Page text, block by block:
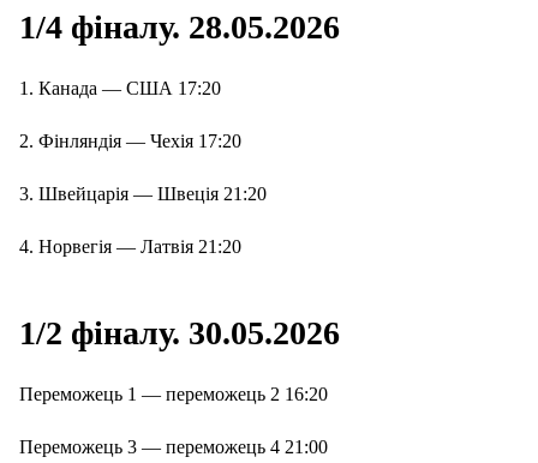
1/4 фіналу. 28.05.2026
1. Канада — США 17:20
2. Фінляндія — Чехія 17:20
3. Швейцарія — Швеція 21:20
4. Норвегія — Латвія 21:20
1/2 фіналу. 30.05.2026
Переможець 1 — переможець 2 16:20
Переможець 3 — переможець 4 21:00